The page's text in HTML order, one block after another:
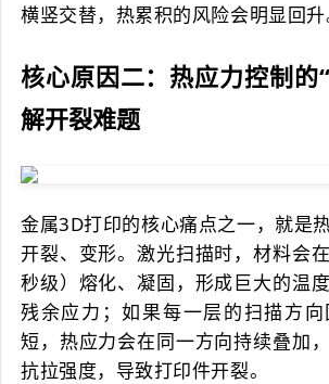
横竖交替，热累积的风险会明显回升
核心原因二：热应力控制的
解开裂难题
金属3D打印的核心痛点之一，就是
开裂、变形。激光扫描时，材料会
秒级）熔化、凝固，形成巨大的温
残余应力；如果每一层的扫描方
短，热应力会在同一方向持续叠加
抗拉强度，导致打印件开裂。